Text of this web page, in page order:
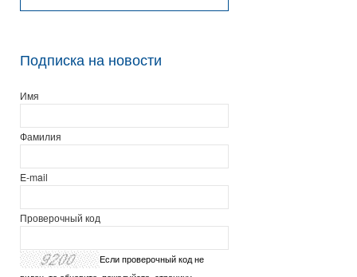
Подписка на новости
Имя
Фамилия
E-mail
Проверочный код
Если проверочный код не